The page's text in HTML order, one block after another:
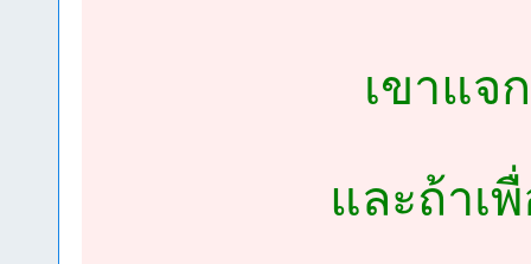
เขาแจ
และถ้าเ